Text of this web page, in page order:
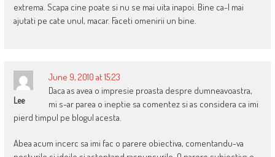
extrema. Scapa cine poate si nu se mai uita inapoi. Bine ca-l mai
ajutati pe cate unul, macar. Faceti omenirii un bine.
Lee
June 9, 2010 at 15:23
Daca as avea o impresie proasta despre dumneavoastra,
mi s-ar parea o ineptie sa comentez si as considera ca imi
pierd timpul pe blogul acesta.
Abea acum incerc sa imi fac o parere obiectiva, comentandu-va